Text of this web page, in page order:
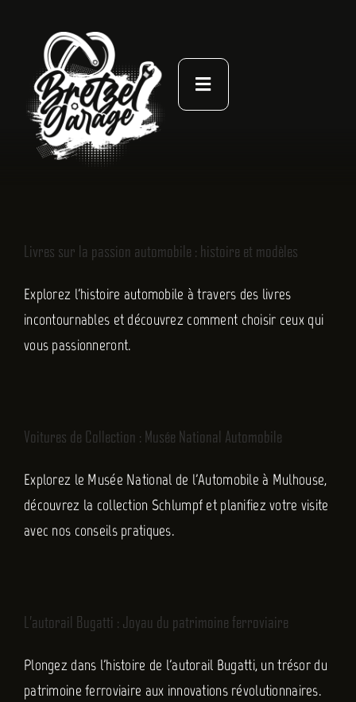
Toggle
Navigation
À PROPOS
CONTACT
Livres sur la passion automobile : histoire et modèles
Explorez l'histoire automobile à travers des livres
incontournables et découvrez comment choisir ceux qui
vous passionneront.
Voitures de Collection : Musée National Automobile
Explorez le Musée National de l'Automobile à Mulhouse,
découvrez la collection Schlumpf et planifiez votre visite
avec nos conseils pratiques.
L’autorail Bugatti : Joyau du patrimoine ferroviaire
Plongez dans l'histoire de l'autorail Bugatti, un trésor du
patrimoine ferroviaire aux innovations révolutionnaires.